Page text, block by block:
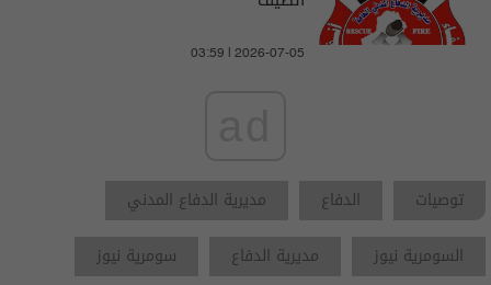
03:59 | 2026-07-05
توصيات الدفاع
مديرية الدفاع المدني
السومرية نيوز
مديرية الدفاع
سومرية نيوز